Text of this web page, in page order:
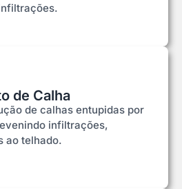
de Calha
de calhas entupidas por
infiltrações,
ao telhado.